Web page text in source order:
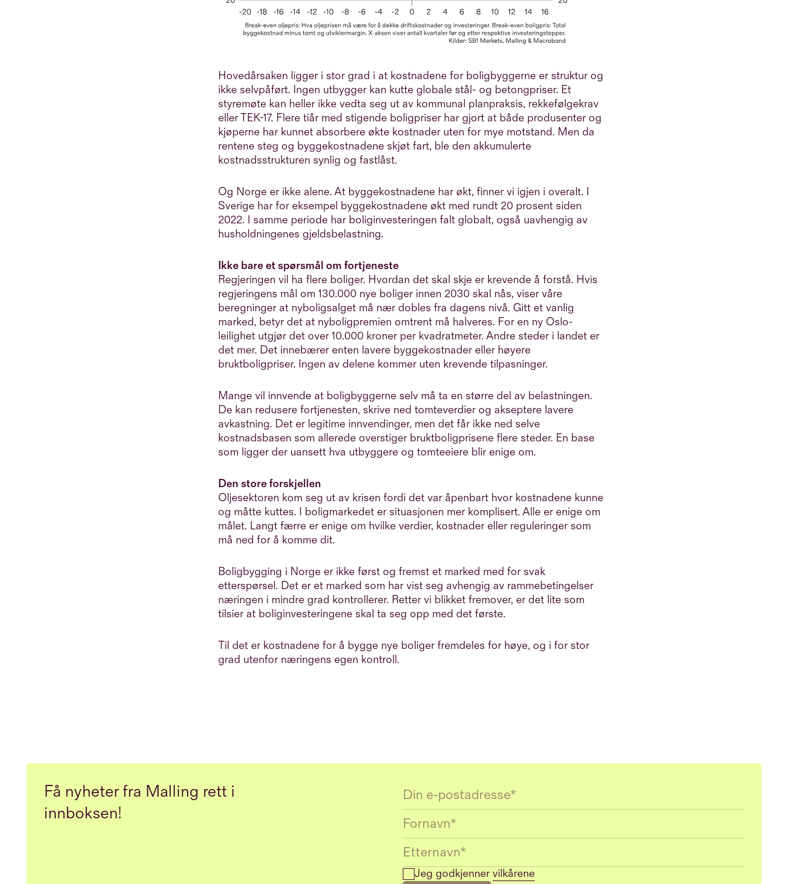
Hovedårsaken ligger i stor grad i at kostnadene for boligbyggerne er struktur og
ikke selvpåført. Ingen utbygger kan kutte globale stål- og betongpriser. Et
styremøte kan heller ikke vedta seg ut av kommunal planpraksis, rekkefølgekrav
eller TEK-17. Flere tiår med stigende boligpriser har gjort at både produsenter og
kjøperne har kunnet absorbere økte kostnader uten for mye motstand. Men da
rentene steg og byggekostnadene skjøt fart, ble den akkumulerte
kostnadsstrukturen synlig og fastlåst.
Og Norge er ikke alene. At byggekostnadene har økt, finner vi igjen i overalt. I
Sverige har for eksempel byggekostnadene økt med rundt 20 prosent siden
2022. I samme periode har boliginvesteringen falt globalt, også uavhengig av
husholdningenes gjeldsbelastning.
Ikke bare et spørsmål om fortjeneste
Regjeringen vil ha flere boliger. Hvordan det skal skje er krevende å forstå. Hvis
regjeringens mål om 130.000 nye boliger innen 2030 skal nås, viser våre
beregninger at nyboligsalget må nær dobles fra dagens nivå. Gitt et vanlig
marked, betyr det at nyboligpremien omtrent må halveres. For en ny Oslo-
leilighet utgjør det over 10.000 kroner per kvadratmeter. Andre steder i landet er
det mer. Det innebærer enten lavere byggekostnader eller høyere
bruktboligpriser. Ingen av delene kommer uten krevende tilpasninger.
Mange vil innvende at boligbyggerne selv må ta en større del av belastningen.
De kan redusere fortjenesten, skrive ned tomteverdier og akseptere lavere
avkastning. Det er legitime innvendinger, men det får ikke ned selve
kostnadsbasen som allerede overstiger bruktboligprisene flere steder. En base
som ligger der uansett hva utbyggere og tomteeiere blir enige om.
Den store forskjellen
Oljesektoren kom seg ut av krisen fordi det var åpenbart hvor kostnadene kunne
og måtte kuttes. I boligmarkedet er situasjonen mer komplisert. Alle er enige om
målet. Langt færre er enige om hvilke verdier, kostnader eller reguleringer som
må ned for å komme dit.
Boligbygging i Norge er ikke først og fremst et marked med for svak
etterspørsel. Det er et marked som har vist seg avhengig av rammebetingelser
næringen i mindre grad kontrollerer. Retter vi blikket fremover, er det lite som
tilsier at boliginvesteringene skal ta seg opp med det første.
Til det er kostnadene for å bygge nye boliger fremdeles for høye, og i for stor
grad utenfor næringens egen kontroll.
Få nyheter fra Malling rett i
innboksen!
Email
Jeg godkjenner vilkårene